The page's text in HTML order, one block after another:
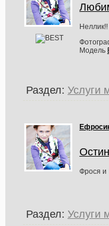
Модель
Раздел: Услуги
Фрося и
Раздел: Услуги